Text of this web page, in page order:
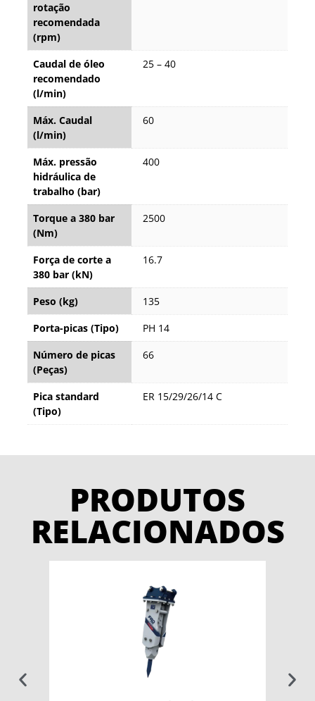
rotação
recomendada
(rpm)
Caudal de óleo
recomendado
(l/min)
25 – 40
Máx. Caudal
(l/min)
60
Máx. pressão
hidráulica de
trabalho (bar)
400
Torque a 380 bar
(Nm)
2500
Força de corte a
380 bar (kN)
16.7
Peso (kg)
135
Porta-picas (Tipo)
PH 14
Número de picas
(Peças)
66
Pica standard
(Tipo)
ER 15/29/26/14 C
PRODUTOS
RELACIONADOS